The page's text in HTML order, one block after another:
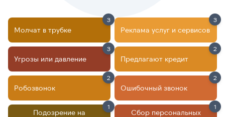
Молчат в трубке
3
Реклама услуг и сервисов
3
Угрозы или давление
3
Предлагают кредит
2
Робозвонок
2
Ошибочный звонок
2
Подозрение на
1
Сбор персональных
1